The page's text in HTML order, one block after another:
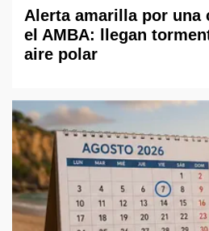
Alerta amarilla por una
el AMBA: llegan
aire polar